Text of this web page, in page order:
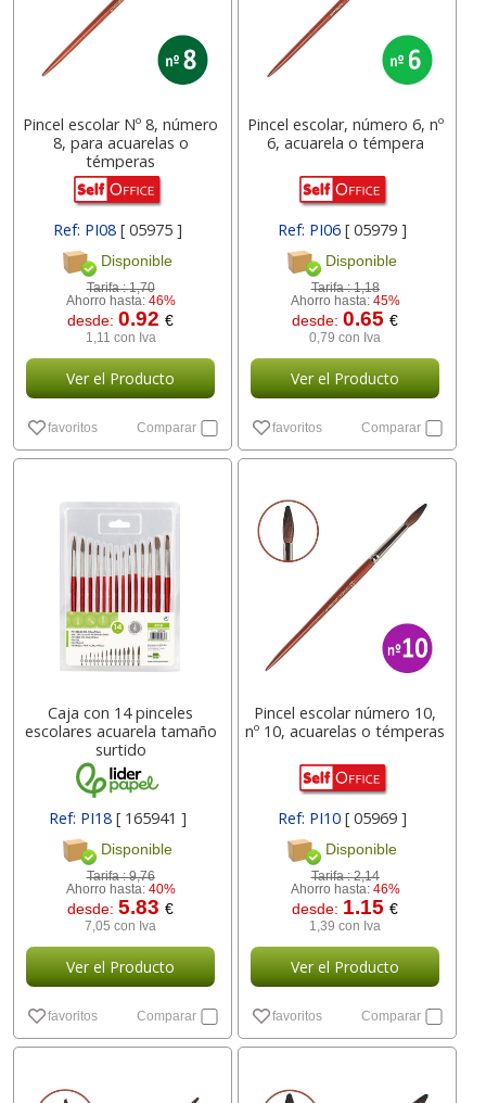
Pincel escolar Nº 8, número
8, para acuarelas o
témperas
Ref: PI08 [ 05975 ]
Disponible
Tarifa :1,70
Ahorro hasta: 46%
desde:0.92€
1,11 con Iva
Ver el Producto
favoritos Comparar
Pincel escolar, número 6, nº
6, acuarela o témpera
Ref: PI06 [ 05979 ]
Disponible
Tarifa :1,18
Ahorro hasta: 45%
desde:0.65€
0,79 con Iva
Ver el Producto
favoritos Comparar
Caja con 14 pinceles
escolares acuarela tamaño
surtido
Ref: PI18 [ 165941 ]
Disponible
Tarifa :9,76
Ahorro hasta: 40%
desde:5.83€
7,05 con Iva
Ver el Producto
favoritos Comparar
Pincel escolar número 10,
nº 10, acuarelas o témperas
Ref: PI10 [ 05969 ]
Disponible
Tarifa :2,14
Ahorro hasta: 46%
desde: 1.15€
1,39 con Iva
Ver el Producto
favoritos Comparar